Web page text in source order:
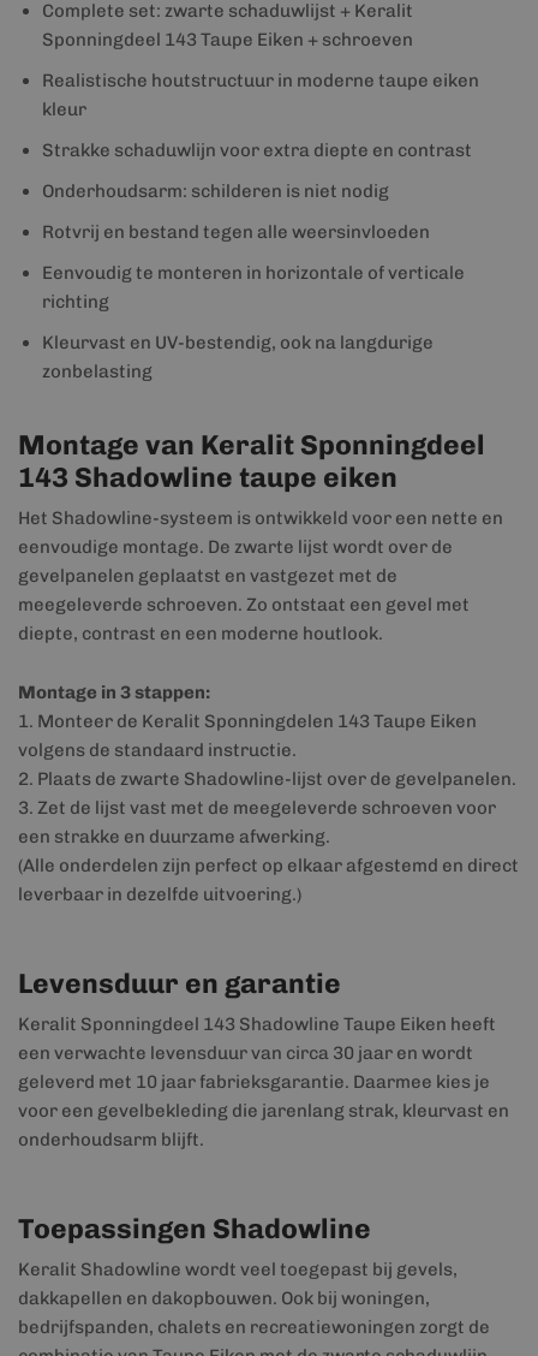
Complete set: zwarte schaduwlijst + Keralit
Sponningdeel 143 Taupe Eiken + schroeven
Realistische houtstructuur in moderne taupe eiken
kleur
Strakke schaduwlijn voor extra diepte en contrast
Onderhoudsarm: schilderen is niet nodig
Rotvrij en bestand tegen alle weersinvloeden
Eenvoudig te monteren in horizontale of verticale
richting
Kleurvast en UV-bestendig, ook na langdurige
zonbelasting
Montage van Keralit Sponningdeel
143 Shadowline taupe eiken
Het Shadowline-systeem is ontwikkeld voor een nette en
eenvoudige montage. De zwarte lijst wordt over de
gevelpanelen geplaatst en vastgezet met de
meegeleverde schroeven. Zo ontstaat een gevel met
diepte, contrast en een moderne houtlook.
Montage in 3 stappen:
1. Monteer de Keralit Sponningdelen 143 Taupe Eiken
volgens de standaard instructie.
2. Plaats de zwarte Shadowline-lijst over de gevelpanelen.
3. Zet de lijst vast met de meegeleverde schroeven voor
een strakke en duurzame afwerking.
(Alle onderdelen zijn perfect op elkaar afgestemd en direct
leverbaar in dezelfde uitvoering.)
Levensduur en garantie
Keralit Sponningdeel 143 Shadowline Taupe Eiken heeft
een verwachte levensduur van circa 30 jaar en wordt
geleverd met 10 jaar fabrieksgarantie. Daarmee kies je
voor een gevelbekleding die jarenlang strak, kleurvast en
onderhoudsarm blijft.
Toepassingen Shadowline
Keralit Shadowline wordt veel toegepast bij gevels,
dakkapellen en dakopbouwen. Ook bij woningen,
bedrijfspanden, chalets en recreatiewoningen zorgt de